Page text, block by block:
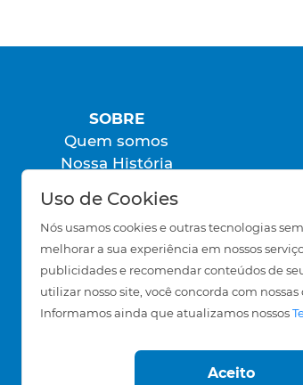
Uso de Cookies
Nós usamos cookies e outras tecnologias
melhorar a sua experiência em nossos
publicidades e recomendar conteúdos de
utilizar nosso site, você concorda com nossas
Informamos ainda que atualizamos nossos
Aceito
SOBRE
Quem somos
Nossa História
FALE CONOSCO
SAC
Trabalhe Conosco
Área Restrita